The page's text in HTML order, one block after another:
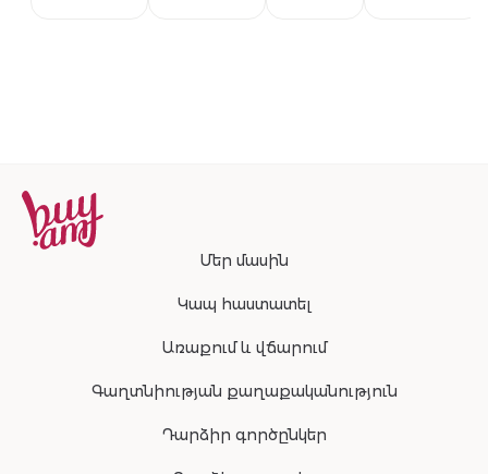
Մեր մասին
Կապ հաստատել
Առաքում և վճարում
Գաղտնիության քաղաքականություն
Դարձիր գործընկեր